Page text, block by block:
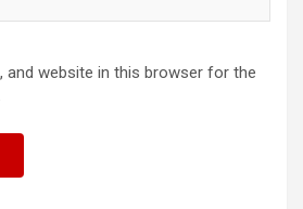
and website in this browser for the